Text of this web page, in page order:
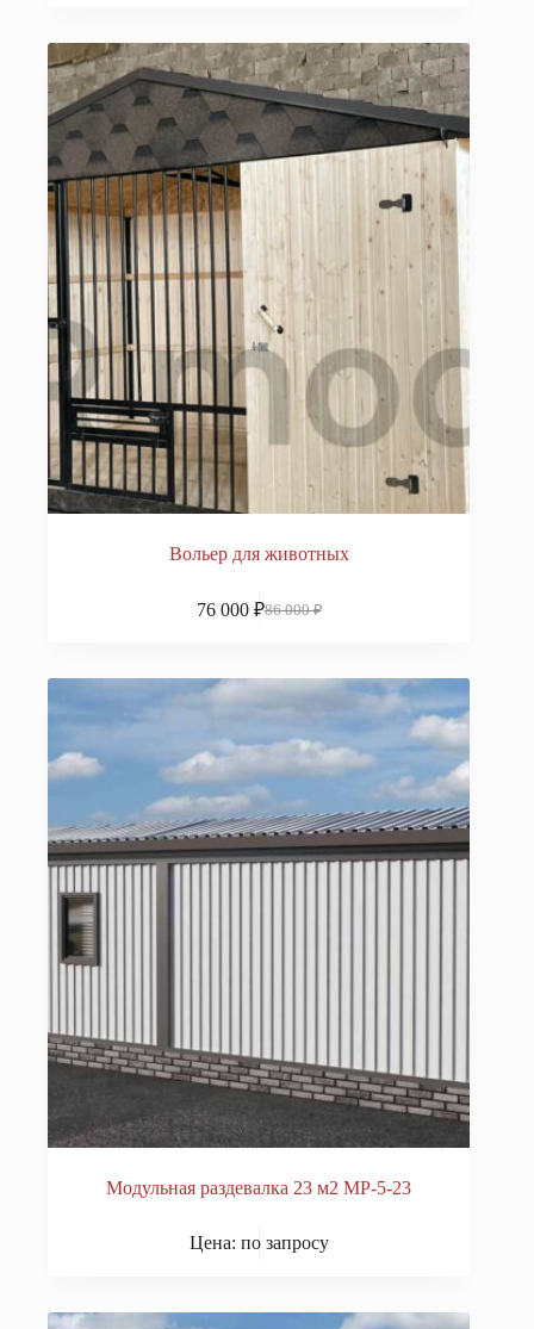
Вольер для животных
86 000₽
Первоначальная
86
000 ₽.
76 000 ₽Текущая
000 ₽.
Модульная раздевалка 23 м2 МР-5-23
Цена: по запросу